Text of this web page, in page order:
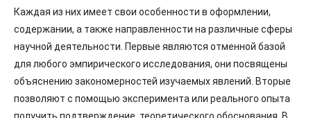
Каждая из них имеет свои особенности в оформлении,
содержании, а также направленности на различные сферы
научной деятельности. Первые являются отменной базой
для любого эмпирического исследования, они посвящены
объяснению закономерностей изучаемых явлений. Вторые
позволяют с помощью эксперимента или реального опыта